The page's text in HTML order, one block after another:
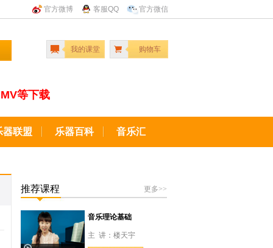
官方微博 客服QQ 官方微信
我的课堂 购物车
等下载
器联盟 乐器百科 音乐汇
更多>>
推荐课程
音乐理论基础
主 讲：楼天宇